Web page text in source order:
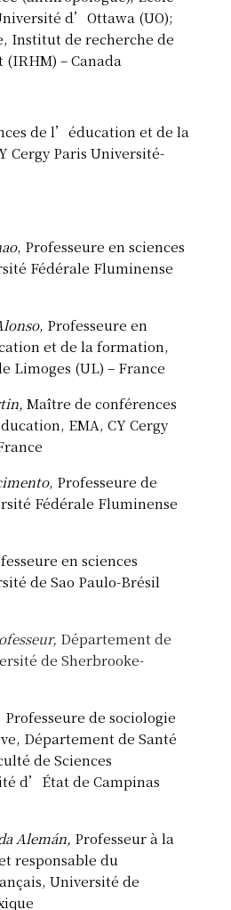
d’Ottawa (UO);
Institut de recherche de
– Canada
de l’éducation et de la
Cergy Paris Université-
, Professeure en sciences
Fédérale Fluminense
, Professeure en
et de la formation,
Limoges (UL) – France
Maître de conférences
EMA, CY Cergy
, Professeure de
Fédérale Fluminense
en sciences
de Sao Paulo-Brésil
Département de
de Sherbrooke-
Professeure de sociologie
Département de Santé
de Sciences
d’État de Campinas
Alemán, Professeur à la
responsable du
Université de